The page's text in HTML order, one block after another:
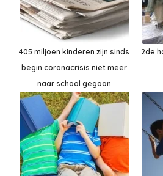
405 miljoen kinderen zijn sinds
begin coronacrisis niet meer
naar school gegaan
2de